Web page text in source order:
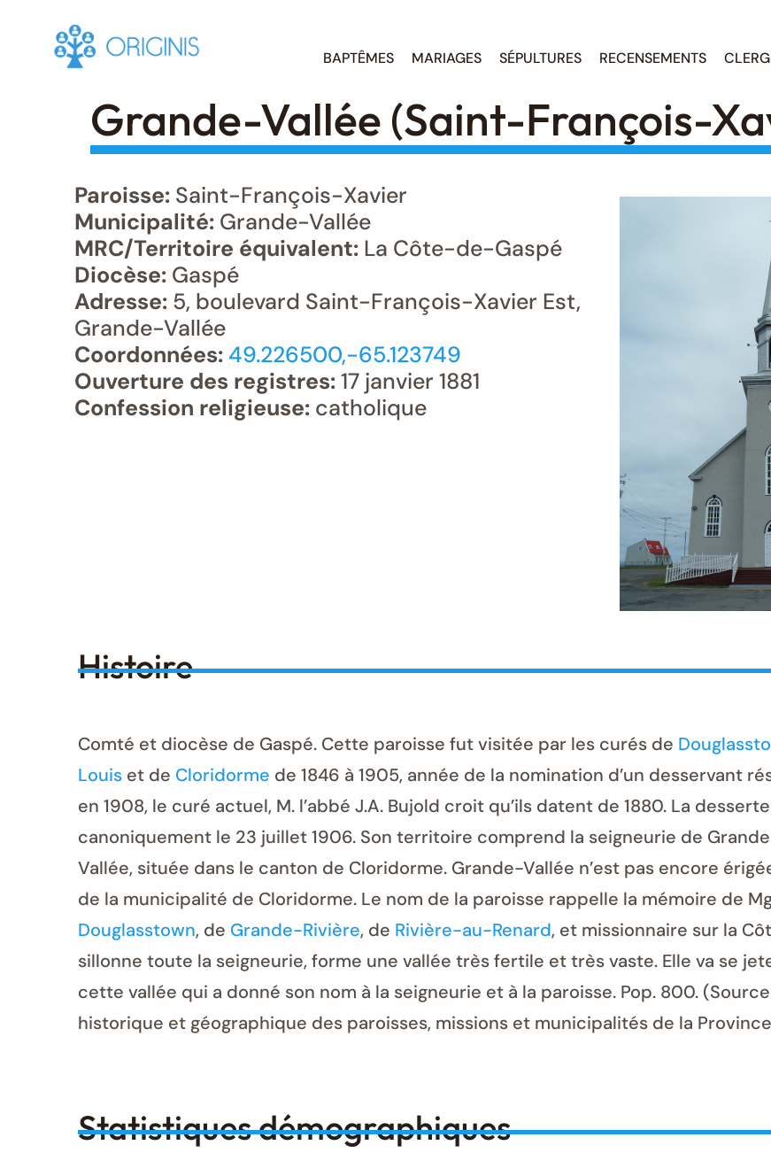
BAPTÊMES MARIAGES SÉPULTURES RECENSEMENTS
Grande-Vallée (Saint-François-
Paroisse: Saint-François-Xavier
Municipalité: Grande-Vallée
MRC/Territoire équivalent: La Côte-de-Gaspé
Diocèse: Gaspé
Adresse: 5, boulevard Saint-François-Xavier Est,
Grande-Vallée
Coordonnées: 49.226500,-65.123749
Ouverture des registres:17 janvier 1881
Confession religieuse: catholique
Histoire
Comté et diocèse de Gaspé. Cette paroisse fut visitée par les curés de
Louis et de Cloridorme de 1846 à 1905, année de la nomination d’un desservant
en 1908, le curé actuel, M. l’abbé J.A. Bujold croit qu’ils datent de 1880. La
canoniquement le 23 juillet 1906. Son territoire comprend la seigneurie de
Vallée, située dans le canton de Cloridorme. Grande-Vallée n’est pas encore
de la municipalité de Cloridorme. Le nom de la paroisse rappelle la mémoire de
Douglasstown, de Grande-Rivière, de Rivière-au-Renard, et missionnaire sur la
sillonne toute la seigneurie, forme une vallée très fertile et très vaste. Elle va se
cette vallée qui a donné son nom à la seigneurie et à la paroisse. Pop. 800.
historique et géographique des paroisses, missions et municipalités de la
Statistiques démographiques